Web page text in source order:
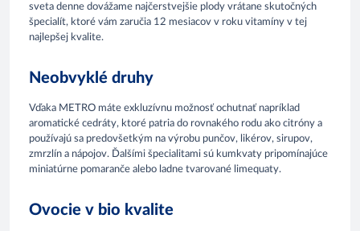
sveta denne dovážame najčerstvejšie plody vrátane skutočných
špecialít, ktoré vám zaručia 12 mesiacov v roku vitamíny v tej
najlepšej kvalite.
Neobvyklé druhy
Vďaka METRO máte exkluzívnu možnosť ochutnať napríklad
aromatické cedráty, ktoré patria do rovnakého rodu ako citróny a
používajú sa predovšetkým na výrobu punčov, likérov, sirupov,
zmrzlín a nápojov. Ďalšími špecialitami sú kumkvaty pripomínajúce
miniatúrne pomaranče alebo ladne tvarované limequaty.
Ovocie v bio kvalite